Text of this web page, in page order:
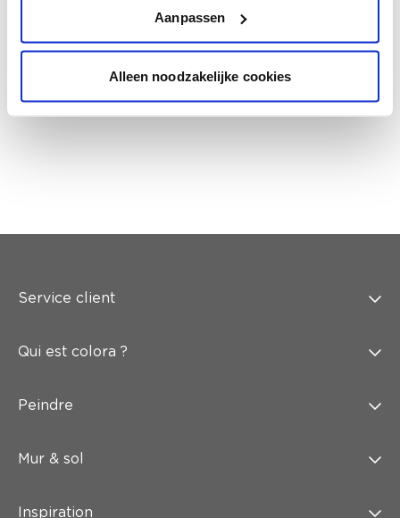
Aanpassen
Alleen noodzakelijke cookies
l'éclairage et de votre mobilier.
Obtenez un contrôle technologique de vos
Service client
Qui est colora ?
Peindre
Mur & sol
Inspiration